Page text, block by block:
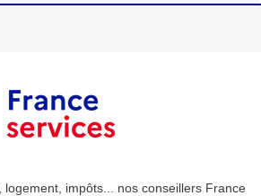
logement, impôts... nos conseillers France